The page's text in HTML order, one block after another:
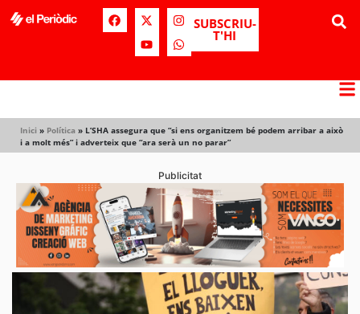
SUBSCRIU-
T'HI
Inici » Política » L’SHA assegura que “si ens organitzem bé podem arribar a això
i a molt més” i adverteix que “ara serà un no parar”
Publicitat